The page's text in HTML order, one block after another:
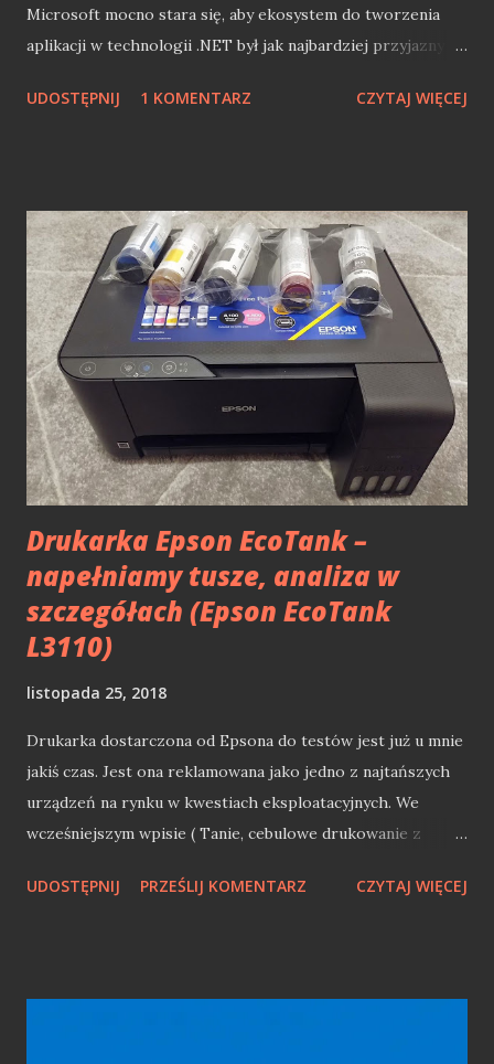
Microsoft mocno stara się, aby ekosystem do tworzenia
aplikacji w technologii .NET był jak najbardziej przyjazny
firmy). Pomimo tego obecnie jesteśmy w technologicznym
technologiach Microsoft mobile. Z racji tego, że "klepię" ;)
w .NET już prawie 14 lat to przewinąłem się przez wiele
projektów mobilnych (komercyjnych i nie tylko)
tworzonych właśnie przy pomocy narzędzi Microsoft. W
tym wpisie postaram się przedstawić w miarę zwięzłej
formie historię programowania mobilnego w .NET, która
jest ze mną niemalże od zawsze. Windows Mobile i .NET
Compact Framework Moja przygoda z technologiami
mobilnym od Microsoftu zaczęła się właśnie od .NET
Compact Framework. Jeg...
UDOSTĘPNIJ 1 KOMENTARZ CZYTAJ WIĘCEJ
Drukarka Epson EcoTank –
napełniamy tusze, analiza w
szczegółach (Epson EcoTank
L3110)
listopada 25, 2018
Drukarka dostarczona od Epsona do testów jest już u mnie
jakiś czas. Jest ona reklamowana jako jedno z najtańszych
urządzeń na rynku w kwestiach eksploatacyjnych. We
wcześniejszym wpisie ( Tanie, cebulowe drukowanie z
odnośnie samej drukarki. Dziś przyszedł czas na trochę
UDOSTĘPNIJ PRZEŚLIJ KOMENTARZ CZYTAJ WIĘCEJ